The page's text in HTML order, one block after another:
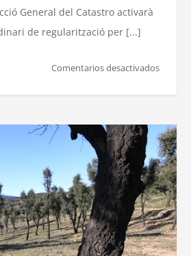
General del Catastro activarà
de regularització per [...]
Comentarios desactivadosen